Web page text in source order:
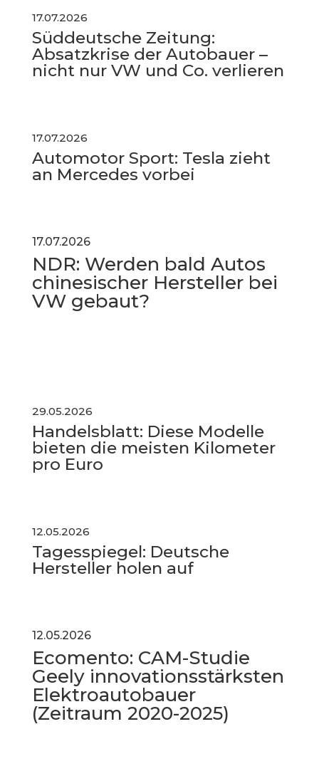
17.07.2026
Süddeutsche Zeitung:
Absatzkrise der Autobauer –
nicht nur VW und Co. verlieren
17.07.2026
Automotor Sport: Tesla zieht
an Mercedes vorbei
17.07.2026
NDR: Werden bald Autos
chinesischer Hersteller bei
VW gebaut?
29.05.2026
Handelsblatt: Diese Modelle
bieten die meisten Kilometer
pro Euro
12.05.2026
Tagesspiegel: Deutsche
Hersteller holen auf
12.05.2026
Ecomento: CAM-Studie
Geely innovationsstärksten
Elektroautobauer
(Zeitraum 2020-2025)